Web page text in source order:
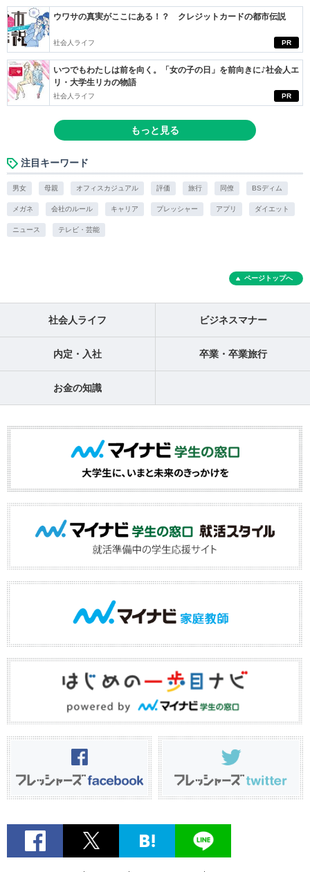
PR
ウワサの真実がここにある！？ クレジットカードの都市伝説
社会人ライフ
PR
いつでもわたしは前を向く。「女の子の日」を前向きに♪社会人エ
リ・大学生リカの物語
社会人ライフ
もっと見る
注目キーワード
男女 母親 オフィスカジュアル 評価 旅行 同僚 BSディム
メガネ 会社のルール キャリア プレッシャー アプリ ダイエット
ニュース テレビ・芸能
ページトップへ
社会人ライフ ビジネスマナー
内定・入社 卒業・卒業旅行
お金の知識